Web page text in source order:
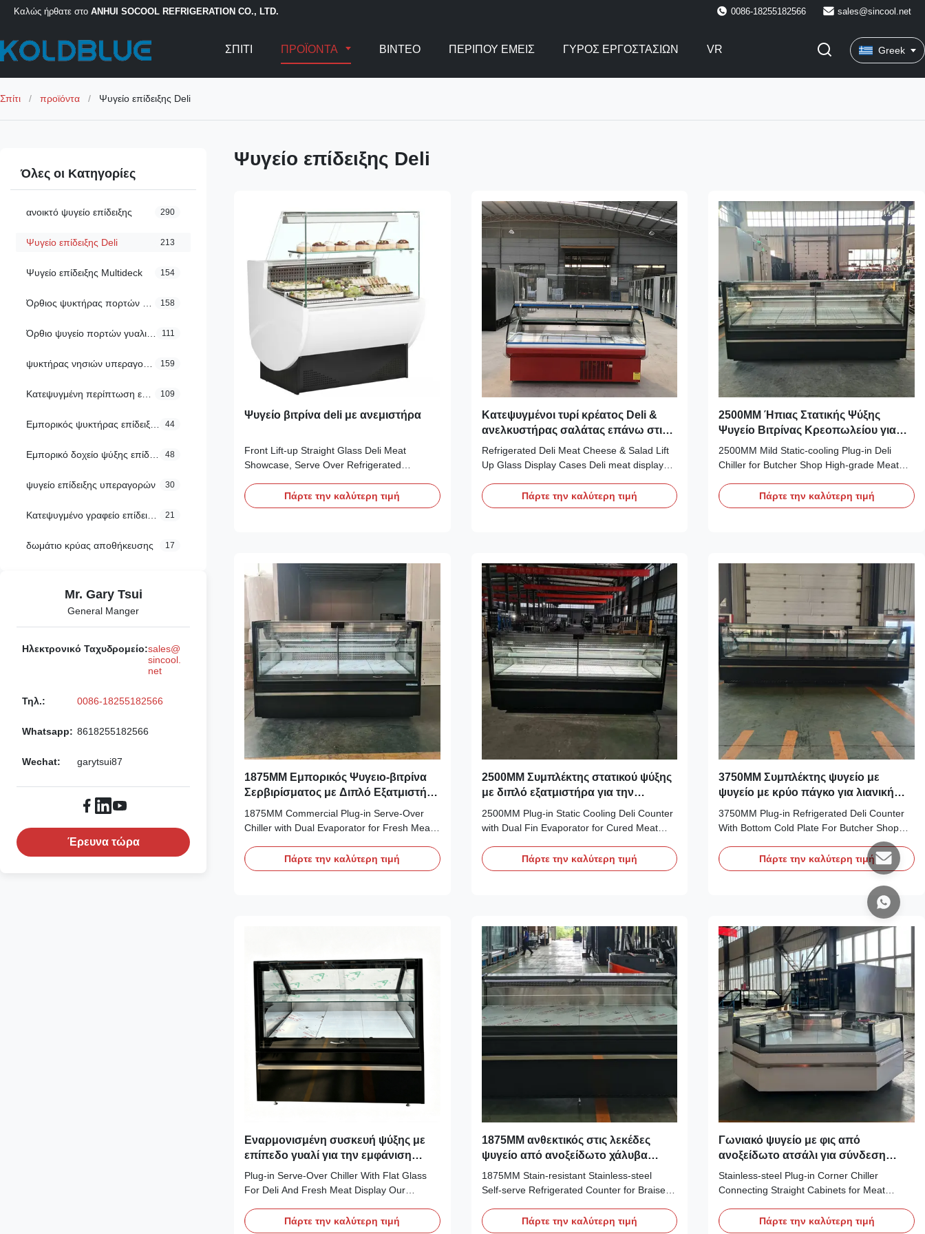
Καλώς ήρθατε στο ANHUI SOCOOL REFRIGERATION CO., LTD. 0086-18255182566 sales@sincool.net
ΣΠΊΤΙ ΠΡΟΪΌΝΤΑ ΒΊΝΤΕΟ ΠΕΡΊΠΟΥ ΕΜΕΊΣ ΓΎΡΟΣ ΕΡΓΟΣΤΑΣΊΩΝ VR Greek
Σπίτι / προϊόντα / Ψυγείο επίδειξης Deli
Όλες οι Κατηγορίες
ανοικτό ψυγείο επίδειξης 290
Ψυγείο επίδειξης Deli 213
Ψυγείο επίδειξης Multideck 154
158
111
159
109
44
48
ψυγείο επίδειξης υπεραγορών 30
21
δωμάτιο κρύας αποθήκευσης 17
Mr. Gary Tsui
General Manger
Ηλεκτρονικό Ταχυδρομείο:sales@
sincool.
net
Τηλ.: 0086-18255182566
Whatsapp: 8618255182566
Wechat: garytsui87
Έρευνα τώρα
Ψυγείο επίδειξης Deli
Ψυγείο βιτρίνα deli με ανεμιστήρα
Front Lift-up Straight Glass Deli Meat
Showcase, Serve Over Refrigerated
glass door for easy cleaning ⇒ Fan cooling
system, frost free and fast cooling ⇒ 90 ºC
Πάρτε την καλύτερη τιμή
Κατεψυγμένοι τυρί κρέατος Deli &
ανελκυστήρας σαλάτας επάνω στις
περιπτώσεις επίδειξης γυαλιού
Refrigerated Deli Meat Cheese & Salad Lift
Up Glass Display Cases Deli meat display
counters are the perfect addition to any
catering establishment who would like to
Πάρτε την καλύτερη τιμή
2500MM Ήπιας Στατικής Ψύξης
Ψυγείο Βιτρίνας Κρεοπωλείου για
Κρέας Υψηλής Ποιότητας
2500MM Mild Static‑cooling Plug‑in Deli
Chiller for Butcher Shop High‑grade Meat
counter, PHEA‑RDPS applies static cooling
technology tailored for high‑quality meat
Πάρτε την καλύτερη τιμή
1875MM Εμπορικός Ψυγειο-βιτρίνα
Σερβιρίσματος με Διπλό Εξατμιστή
για Σούπερ Μάρκετ Νωπού Κρέατος
1875MM Commercial Plug‑in Serve‑Over
Chiller with Dual Evaporator for Fresh Meat
plug‑in deli display counter is a static‑cooling
unit fitted with upper and lower sets of fin
Πάρτε την καλύτερη τιμή
2500MM Συμπλέκτης στατικού ψύξης
με διπλό εξατμιστήρα για την
προβολή αποθεματισμένου κρέατος
2500MM Plug‑in Static Cooling Deli Counter
with Dual Fin Evaporator for Cured Meat
deli display counter is a static‑cooling unit
with top‑and‑bottom dual fin evaporators,
Πάρτε την καλύτερη τιμή
3750MM Συμπλέκτης ψυγείο με
ψυγείο με κρύο πάγκο για λιανική
πώληση
3750MM Plug‑in Refrigerated Deli Counter
With Bottom Cold Plate For Butcher Shop
Retail Business Our Advantages: PHEA
RDPS plug‑in serve‑over counter features
static cooling designed for premium meat,
fitted with R290 refrigerant and Secop
compressor. It adopts top fin evaporator plus
Πάρτε την καλύτερη τιμή
Εναρμονισμένη συσκευή ψύξης με
επίπεδο γυαλί για την εμφάνιση
εστιατορίων και φρέσκων κρεάτων
Plug‑in Serve‑Over Chiller With Flat Glass
For Deli And Fresh Meat Display Our
counter is ready‑to‑use with R290 refrigerant
Πάρτε την καλύτερη τιμή
1875MM ανθεκτικός στις λεκέδες
ψυγείο από ανοξείδωτο χάλυβα
αυτοεξυπηρετούμενο για την λιανική
πώληση ζεστού φαγητού
1875MM Stain‑resistant Stainless‑steel
Self‑serve Refrigerated Counter for Braised
1875 mm self‑service base cabinet that can
Πάρτε την καλύτερη τιμή
Γωνιακό ψυγείο με φις από
ανοξείδωτο ατσάλι για σύνδεση
ευθύγραμμων θαλάμων για προβολή
κρέατος
Stainless‑steel Plug‑in Corner Chiller
Connecting Straight Cabinets for Meat
is plug‑in self‑service corner unit sized
Πάρτε την καλύτερη τιμή